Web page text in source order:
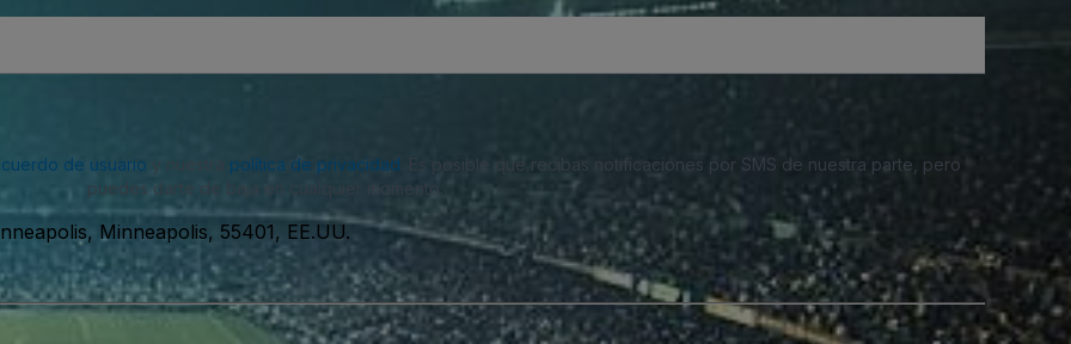
de usuario política de privacidad . Es posible que recibas notificaciones por SMS de nuestra parte, pero
puedes darte de baja en cualquier momento.
Minneapolis, 55401, EE.UU.